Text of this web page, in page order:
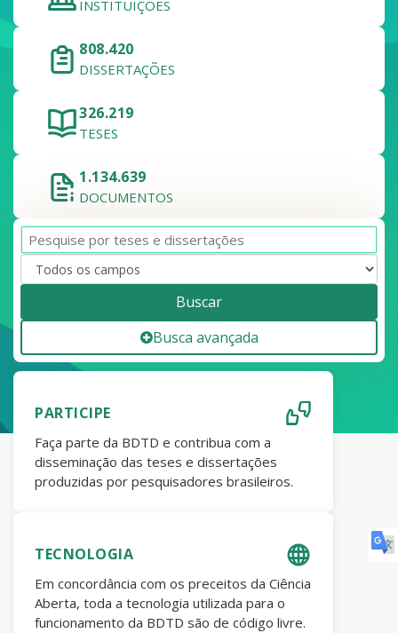
INSTITUIÇÕES
808.420
DISSERTAÇÕES
326.219
TESES
1.134.639
DOCUMENTOS
Buscar
Busca avançada
PARTICIPE
Faça parte da BDTD e contribua com a
disseminação das teses e dissertações
produzidas por pesquisadores brasileiros.
TECNOLOGIA
Em concordância com os preceitos da Ciência
Aberta, toda a tecnologia utilizada para o
funcionamento da BDTD são de código livre.